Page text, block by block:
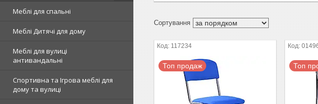
Меблі для спальні
Меблі Дитячі для дому
Меблі для вулиці
антивандальні
Спортивна та Ігрова меблі для
дому та вулиці
117234
Топ продаж Топ